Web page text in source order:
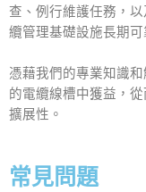
查、例行維護任務，
纜管理基礎設施長期可
憑藉我們的專業知識
的電纜線槽中獲益，
擴展性。
常見問題